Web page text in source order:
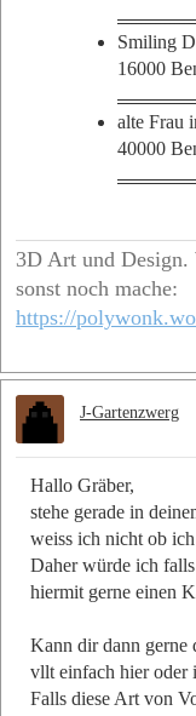
Smiling
16000
alte Frau
40000
3D Art und Design.
sonst noch mache:
https://
Hallo Gräber,
stehe gerade in
weiss ich nicht ob
Daher würde ich
hiermit gerne einen
Kann dir dann gerne
vllt einfach hier oder
Falls diese Art von
J-Gartenzwerg